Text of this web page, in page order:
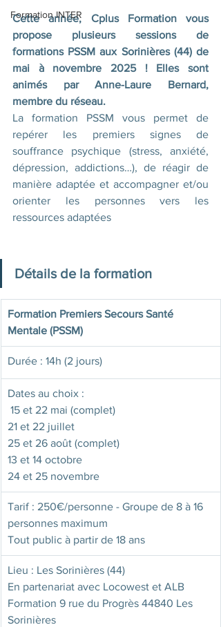
Formation INTER
Cette année, Cplus Formation vous
propose plusieurs sessions de
formations PSSM aux Sorinières (44) de
mai à novembre 2025 ! Elles sont
animés par Anne-Laure Bernard,
membre du réseau.
La formation PSSM vous permet de
repérer les premiers signes de
souffrance psychique (stress, anxiété,
dépression, addictions…), de réagir de
manière adaptée et accompagner et/ou
orienter les personnes vers les
ressources adaptées
Détails de la formation
Formation Premiers Secours Santé
Mentale (PSSM)
Durée : 14h (2 jours)
Dates au choix :
15 et 22 mai (complet)
21 et 22 juillet
25 et 26 août (complet)
13 et 14 octobre
24 et 25 novembre
​Tarif : 250€/personne - Groupe de 8 à 16
personnes maximum
Tout public à partir de 18 ans
Lieu : Les Sorinières (44)
En partenariat avec Locowest et ALB
Formation 9 rue du Progrès 44840 Les
Sorinières